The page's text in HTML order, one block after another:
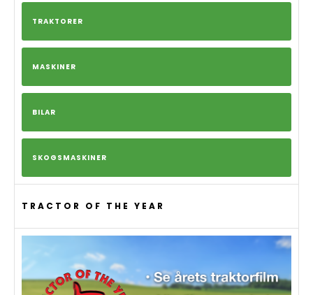
TRAKTORER
MASKINER
BILAR
SKOGSMASKINER
TRACTOR OF THE YEAR